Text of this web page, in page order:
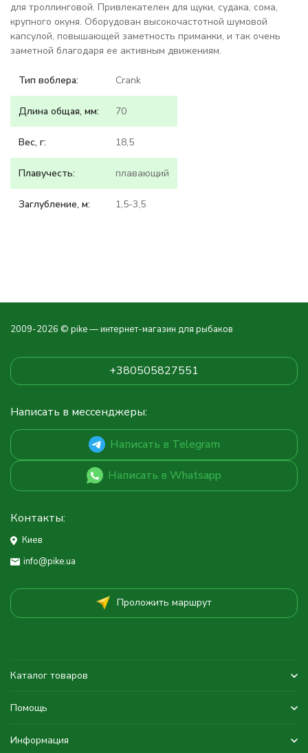
для троллинговой. Привлекателен для щуки, судака, сома,
крупного окуня. Оборудован высокочастотной шумовой
капсулой, повышающей заметность приманки, и так очень
заметной благодаря ее активным движениям.
Тип воблера: Crank
Длина общая, мм: 70
Вес, г: 18,5
Плавучесть: плавающий
Заглубление, м: 1,5-3,5
2009-2026 © pike — интернет-магазин для рыбаков
+380505827551
Написать в мессенджеры:
Написать в Telegram
Написать в Whatsapp
Контакты:
Киев
info@pike.ua
Проложить маршрут
Каталог товаров
Помощь
Информация